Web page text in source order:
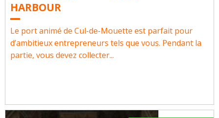
HARBOUR
Le port animé de Cul-de-Mouette est parfait pour
d’ambitieux entrepreneurs tels que vous. Pendant la
partie, vous devez collecter...